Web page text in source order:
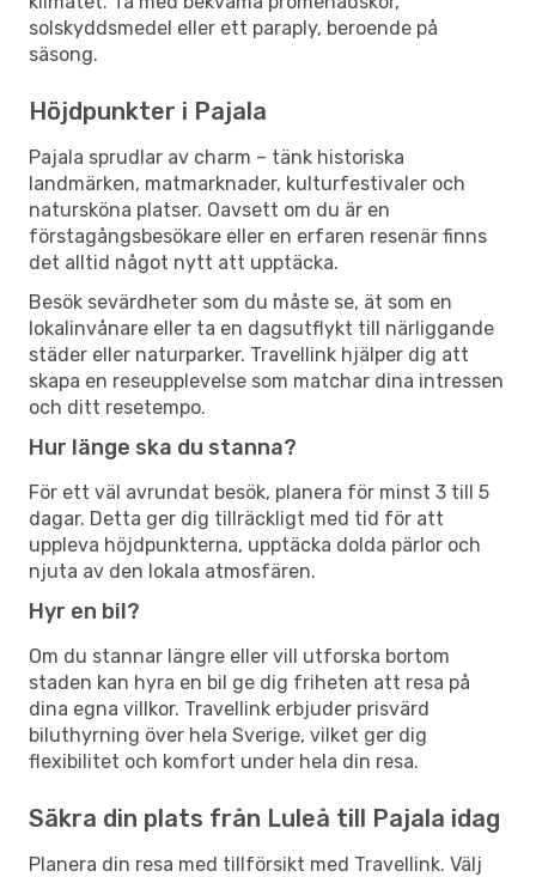
solskyddsmedel eller ett paraply, beroende på
säsong.
Höjdpunkter i Pajala
Pajala sprudlar av charm – tänk historiska
landmärken, matmarknader, kulturfestivaler och
natursköna platser. Oavsett om du är en
förstagångsbesökare eller en erfaren resenär finns
det alltid något nytt att upptäcka.
Besök sevärdheter som du måste se, ät som en
lokalinvånare eller ta en dagsutflykt till närliggande
städer eller naturparker. Travellink hjälper dig att
skapa en reseupplevelse som matchar dina intressen
och ditt resetempo.
Hur länge ska du stanna?
För ett väl avrundat besök, planera för minst 3 till 5
dagar. Detta ger dig tillräckligt med tid för att
uppleva höjdpunkterna, upptäcka dolda pärlor och
njuta av den lokala atmosfären.
Hyr en bil?
Om du stannar längre eller vill utforska bortom
staden kan hyra en bil ge dig friheten att resa på
dina egna villkor. Travellink erbjuder prisvärd
biluthyrning över hela Sverige, vilket ger dig
flexibilitet och komfort under hela din resa.
Säkra din plats från Luleå till Pajala idag
Planera din resa med tillförsikt med Travellink. Välj